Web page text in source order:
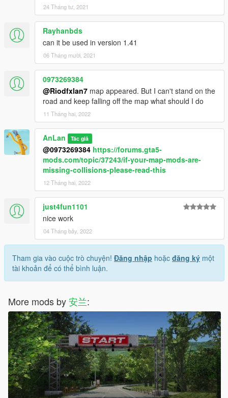
24 Tháng tư, 2021
Rayhanbds
can it be used in version 1.41
06 Tháng mười, 2021
0973269384
@Riodfxlan7 map appeared. But I can't stand on the
road and keep falling off the map what should I do
11 Tháng hai, 2022
AnLan Tác giả
@0973269384 https://forums.gta5-
mods.com/topic/37243/if-your-map-mods-are-
missing-collisions-please-read-this
12 Tháng hai, 2022
just4fun1101
nice work
04 Tháng bảy, 2022
Tham gia vào cuộc trò chuyện! Đăng nhập hoặc đăng ký một
tài khoản để có thể bình luận.
More mods by安兰: